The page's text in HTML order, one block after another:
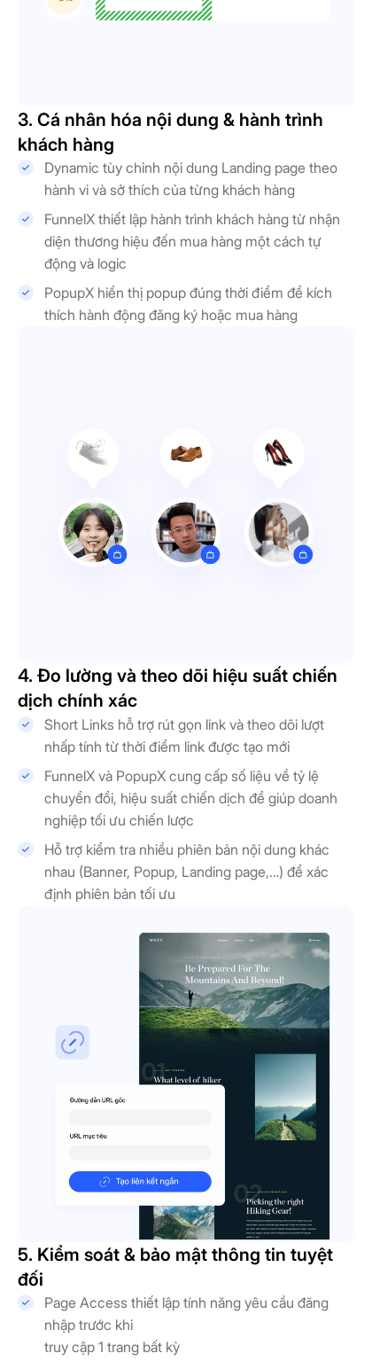
3. Cá nhân hóa nội dung & hành trình
khách hàng
Dynamic tùy chỉnh nội dung Landing page theo
hành vi và sở thích của từng khách hàng
FunnelX thiết lập hành trình khách hàng từ nhận
diện thương hiệu đến mua hàng một cách tự
động và logic
PopupX hiển thị popup đúng thời điểm để kích
thích hành động đăng ký hoặc mua hàng
4. Đo lường và theo dõi hiệu suất chiến
dịch chính xác
Short Links hỗ trợ rút gọn link và theo dõi lượt
nhấp tính từ thời điểm link được tạo mới
FunnelX và PopupX cung cấp số liệu về tỷ lệ
chuyển đổi, hiệu suất chiến dịch để giúp doanh
nghiệp tối ưu chiến lược
Hỗ trợ kiểm tra nhiều phiên bản nội dung khác
nhau (Banner, Popup, Landing page,…) để xác
định phiên bản tối ưu
5. Kiểm soát & bảo mật thông tin tuyệt
đối
Page Access thiết lập tính năng yêu cầu đăng
nhập trước khi
truy cập 1 trang bất kỳ